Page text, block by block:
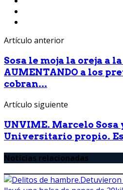
Artículo anterior
Sosa le moja la oreja a
AUMENTANDO a los
cobran...
Artículo siguiente
UNVIME. Marcelo Sosa
Universitario propio.
Noticias relacionadas